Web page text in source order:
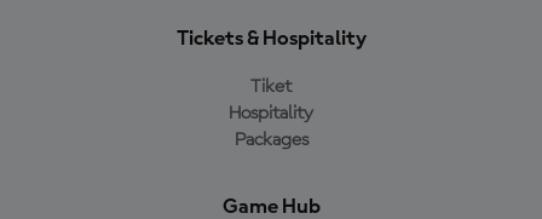
Tickets & Hospitality
Tiket
Hospitality
Packages
Game Hub